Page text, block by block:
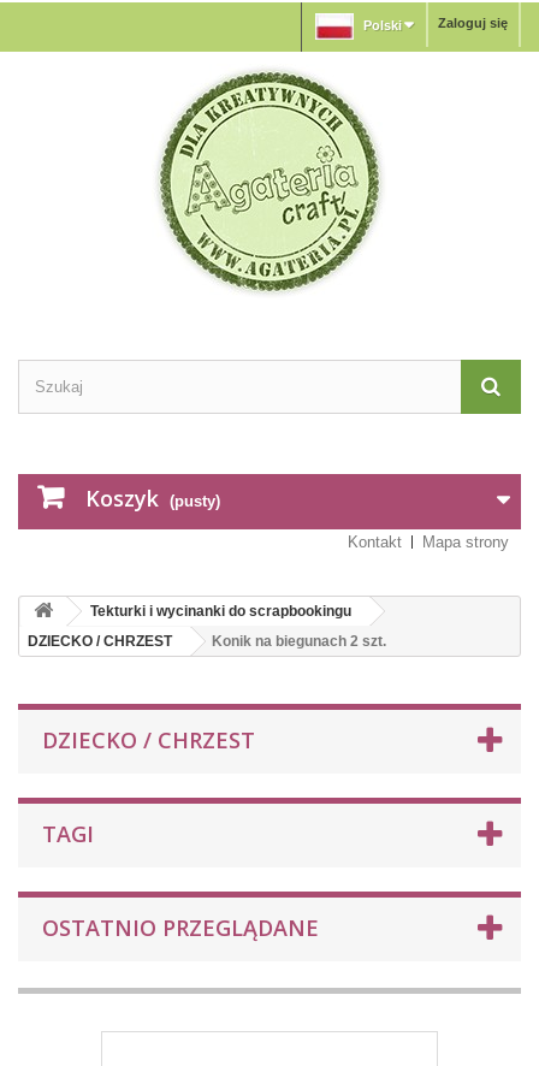
Zaloguj się
Polski
Koszyk (pusty)
Kontakt Mapa strony
Tekturki i wycinanki do scrapbookingu
DZIECKO / CHRZEST
Konik na biegunach 2 szt.
DZIECKO / CHRZEST
TAGI
OSTATNIO PRZEGLĄDANE